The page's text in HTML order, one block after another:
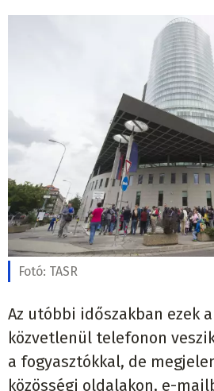
Fotó: TASR
Az utóbbi időszakban ezek
közvetlenül telefonon
a fogyasztókkal, de
közösségi oldalakon, e-